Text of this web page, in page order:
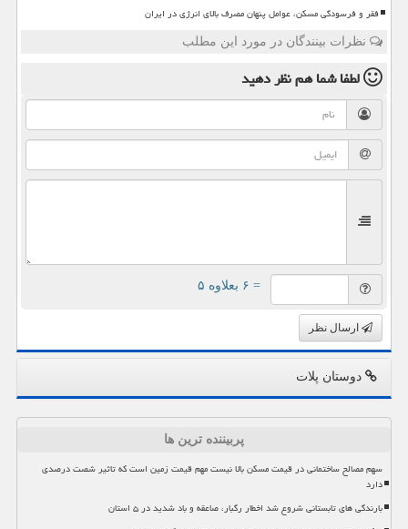
فقر و فرسودگی مسکن، عوامل پنهان مصرف بالای انرژی در ایران
نظرات بینندگان در مورد این مطلب
لطفا شما همنظر دهید
= ۶ بعلاوه ۵
ارسال نظر
دوستان پلات
پربیننده ترین ها
سهم مصالح ساختمانی در قیمت مسکن بالا نیست مهم قیمت زمین است که تاثیر شصت درصدی
دارد
بارندگی های تابستانی شروع شد اخطار رگبار، صاعقه و باد شدید در ۵ استان